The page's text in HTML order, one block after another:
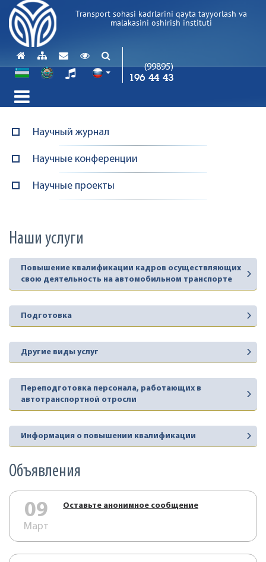
Transport sohasi kadrlarini qayta tayyorlash va
malakasini oshirish instituti
(99895)
196 44 43
Научный журнал
Научные конференции
Научные проекты
Наши услуги
Повышение квалификации кадров осуществляющих
свою деятельность на автомобильном транспорте
Подготовка
Другие виды услуг
Переподготовка персонала, работающих в
автотранспортной отросли
Информация о повышении квалификации
Объявления
09
Март
Оставьте анонимное сообщение